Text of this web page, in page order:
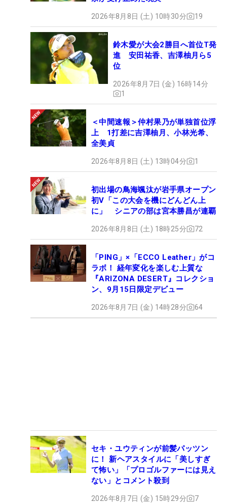
2026年8月8日 (土) 10時30分 19
鈴木愛が大会2勝目へ首位T発
進 安田祐香、吉澤柚月ら5
位
2026年8月7日 (金) 16時14分
1
＜中間速報＞仲村果乃が単独首位浮
上 1打差に吉澤柚月、小林光希、
全美貞
2026年8月8日 (土) 13時04分 1
初出場の鳥海颯汰が岩手県オープン
初V「この大会を機にどんどん上
に」 シニアの部は宮本勝昌が連覇
2026年8月8日 (土) 18時25分 72
「PING」×「ECCO Leather」がコ
ラボ！ 経年変化を楽しむ上質な
『ARIZONA DESERT』コレクショ
ン、9月15日限定デビュー
2026年8月7日 (金) 14時28分 64
セキ・ユウティンが前髪パッツン
に！ 新ヘアスタイルに「美しすぎ
て怖い」「プロゴルファーには見え
ない」とコメント殺到
2026年8月7日 (金) 15時29分 7